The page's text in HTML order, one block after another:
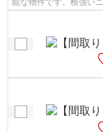
ます。こちらの物件は